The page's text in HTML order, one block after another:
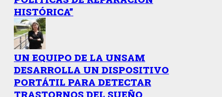
HISTÓRICA”
UN EQUIPO DE LA UNSAM
DESARROLLA UN DISPOSITIVO
PORTÁTIL PARA DETECTAR
TRASTORNOS DEL SUEÑO